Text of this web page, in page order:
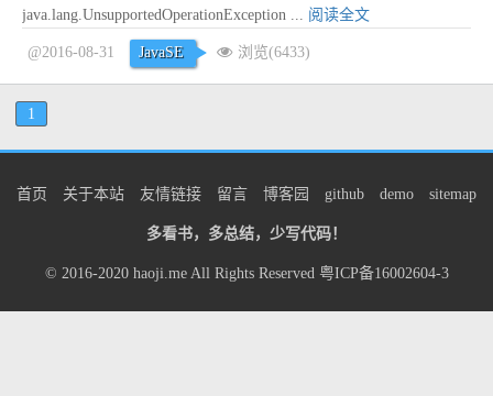
java.lang.UnsupportedOperationException ... 阅读全文
@2016-08-31 JavaSE 浏览(6433)
1
首页 关于本站 友情链接 留言 博客园 github demo sitemap
多看书，多总结，少写代码！
© 2016-2020 haoji.meAll Rights Reserved 粤ICP备16002604-3